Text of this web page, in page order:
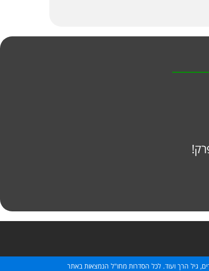
גיל הרך ועוד. לכל הסדרות מחו"ל הנמצאות באתר